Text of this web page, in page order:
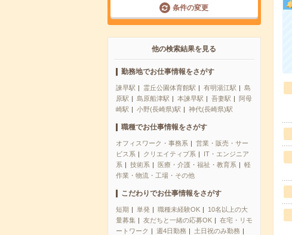
条件の変更
他の検索結果を見る
勤務地でお仕事情報をさがす
諫早駅 霊丘公園体育館駅 有明湯江駅
島
原駅
島原船津駅 本諫早駅 吾妻駅
阿母
崎駅
小野(長崎県)駅 神代(長崎県)駅
職種でお仕事情報をさがす
オフィスワーク・事務系
営業・販売・サー
ビス系
クリエイティブ系
IT・エンジニア
系
技術系 医療・介護・福祉・教育系
軽
作業・物流・工場・その他
こだわりでお仕事情報をさがす
短期 単発 職種未経験OK
10名以上の大
量募集
友だちと一緒の応募OK
在宅・リモ
ートワーク
週4日勤務
土日祝のみ勤務